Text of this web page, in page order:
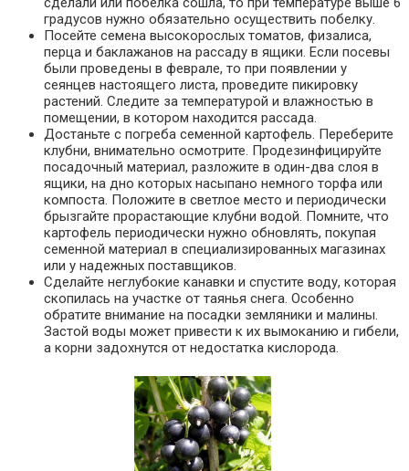
градусов нужно обязательно осуществить побелку.
Посейте семена высокорослых томатов, физалиса,
перца и баклажанов на рассаду в ящики. Если посевы
были проведены в феврале, то при появлении у
сеянцев настоящего листа, проведите пикировку
растений. Следите за температурой и влажностью в
помещении, в котором находится рассада.
Достаньте с погреба семенной картофель. Переберите
клубни, внимательно осмотрите. Продезинфицируйте
посадочный материал, разложите в один-два слоя в
ящики, на дно которых насыпано немного торфа или
компоста. Положите в светлое место и периодически
брызгайте прорастающие клубни водой. Помните, что
картофель периодически нужно обновлять, покупая
семенной материал в специализированных магазинах
или у надежных поставщиков.
Сделайте неглубокие канавки и спустите воду, которая
скопилась на участке от таянья снега. Особенно
обратите внимание на посадки земляники и малины.
Застой воды может привести к их вымоканию и гибели,
а корни задохнутся от недостатка кислорода.